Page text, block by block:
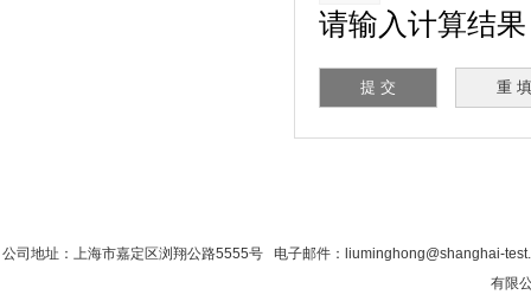
请输入计算结果
公司地址：上海市嘉定区浏翔公路5555号 电子邮件：liuminghong@shanghai-
有限